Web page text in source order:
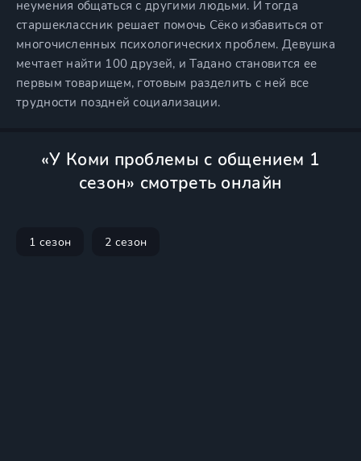
неумения общаться с другими людьми. И тогда
старшеклассник решает помочь Сёко избавиться от
многочисленных психологических проблем. Девушка
мечтает найти 100 друзей, и Тадано становится ее
первым товарищем, готовым разделить с ней все
трудности поздней социализации.
«У Коми проблемы с общением 1
сезон» смотреть онлайн
1 сезон 2 сезон